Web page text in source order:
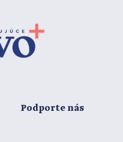
Podporte nás